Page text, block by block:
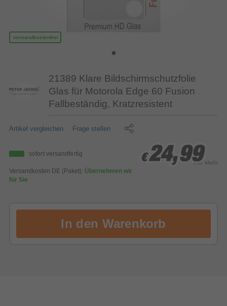
versandkostenfrei
21389 Klare Bildschirmschutzfolie
Glas für Motorola Edge 60 Fusion
Fallbeständig, Kratzresistent
Artikel vergleichen Frage stellen
sofort versandfertig
Versandkosten DE (Paket): Übernehmen wir
für Sie
€24,99
€24,99
€24,99inkl. MwSt.